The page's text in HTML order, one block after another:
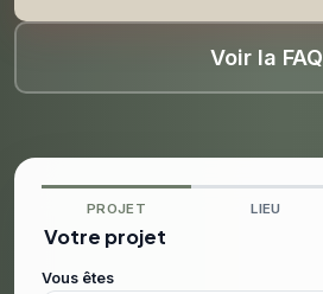
Voir la FAQ
PROJET LIEU
Votre projet
Vous êtes